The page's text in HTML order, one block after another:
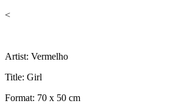
<
Artist: Vermelho
Title: Girl
Format: 70 x 50 cm